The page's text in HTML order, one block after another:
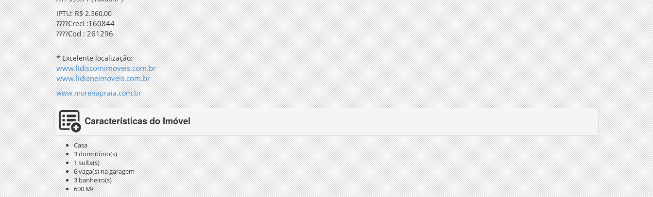
IPTU: R$ 2.360,00
????Creci :160844
????Cod : 261296
* Excelente localização;
www.lidiscomimoveis.com.br
www.lidianeimoveis.com.br
www.morenapraia.com.br
Características do Imóvel
Casa
3 dormitório(s)
1 suíte(s)
6 vaga(s) na garagem
3 banheiro(s)
600 M²